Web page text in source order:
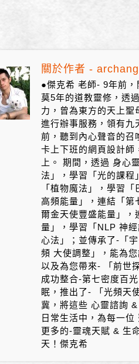
關於作者 -
●傑克希 老師- 9年前
莫5年的道教靈修，透
力，曾為東方的天上
進行辦事服務，領有
前，聽到內心聲音的召
卡上下班的網頁設計師
上。 期間，透過 身心
法」，學習「光的課程
「植物魔法」，學習
高頻能量」，連結「第
爾金天使豐盛能量」，
量」，學習「NLP 神
心法」；並傳承了-「
頻 大使調整」，能為
以及為您帶來- 「前世
成功整合-第七密度百
眠，推出了- 「光頻天
冀，將這些 心靈諮詢
日常生活中，為每一
更多的-靈魂天賦 & 生
天！傑克希